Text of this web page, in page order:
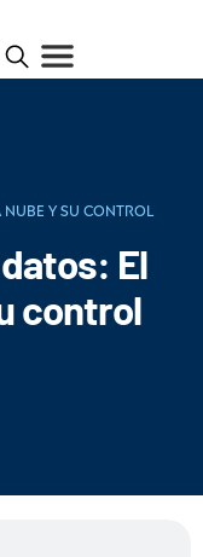
nube y su control
El
control